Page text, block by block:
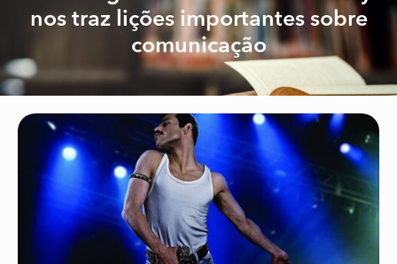
nos traz lições importantes sobre
comunicação